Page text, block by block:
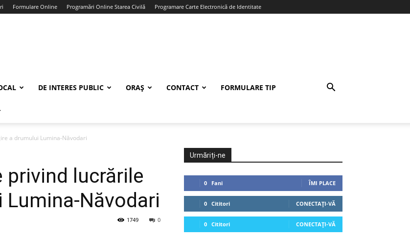
Formulare Online Programări Online Starea Civilă Programare Carte Electronică de Identitate
DE INTERES PUBLIC ORAȘ CONTACT FORMULARE TIP
a drumului Lumina-Năvodari
privind lucrările
Năvodari
0
1749
Urmăriți-ne
0 Fani ÎMI PLACE
0 Cititori CONECTAȚI-VĂ
0 Cititori CONECTAȚI-VĂ